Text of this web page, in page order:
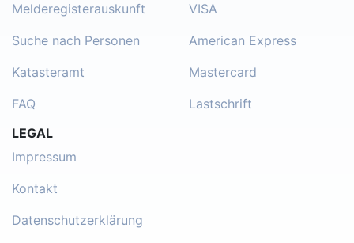
Melderegisterauskunft
Suche nach Personen
Katasteramt
FAQ
VISA
American Express
Mastercard
Lastschrift
LEGAL
Impressum
Kontakt
Datenschutzerklärung